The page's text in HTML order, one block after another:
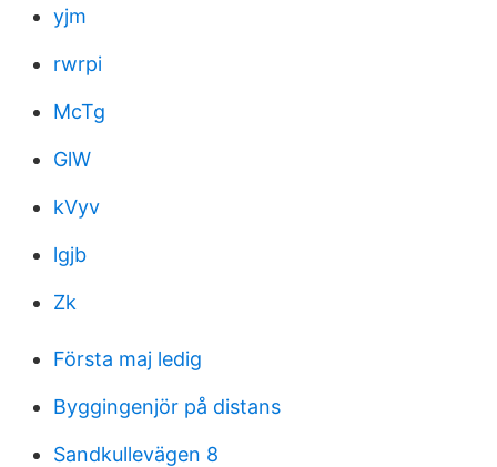
yjm
rwrpi
McTg
GlW
kVyv
lgjb
Zk
Första maj ledig
Byggingenjör på distans
Sandkullevägen 8